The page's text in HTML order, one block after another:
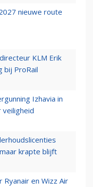
nieuwe route
KLM Erik
bij ProRail
Izhavia in
krapte blijft
Ryanair en Wizz Air